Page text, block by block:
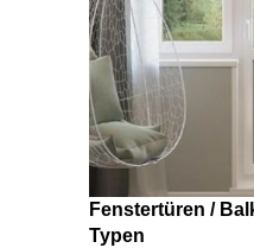
Fenstertüren /
Typen